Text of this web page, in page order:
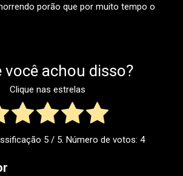
porão que por muito tempo o
você achou disso?
Clique nas estrelas
5/ 5. Número de votos: 4